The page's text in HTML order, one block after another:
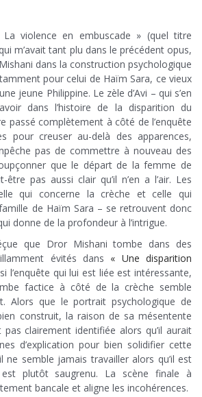
La violence en embuscade » (quel titre
m’avait tant plu dans le précédent opus,
dans la construction psychologique
pour celui de Haïm Sara, ce vieux
jeune Philippine. Le zèle d’Avi – qui s’en
dans l’histoire de la disparition du
passé complètement à côté de l’enquête
pour creuser au-delà des apparences,
pas de commettre à nouveau des
que le départ de la femme de
être pas aussi clair qu’il n’en a l’air. Les
qui concerne la crèche et celle qui
de Haïm Sara – se retrouvent donc
donne de la profondeur à l’intrigue.
que Dror Mishani tombe dans des
évités dans « Une disparition
l’enquête qui lui est liée est intéressante,
factice à côté de la crèche semble
Alors que le portrait psychologique de
construit, la raison de sa mésentente
pas clairement identifiée alors qu’il aurait
d’explication pour bien solidifier cette
ne semble jamais travailler alors qu’il est
plutôt saugrenu. La scène finale à
bancale et aligne les incohérences.